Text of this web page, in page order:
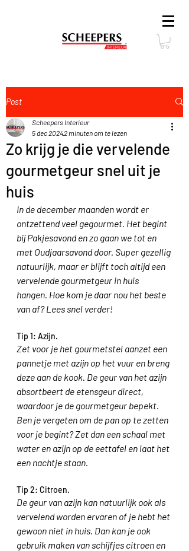
Post
Zo krijg je die vervelende
gourmetgeur snel uit je
huis
Scheepers Interieur
5 dec 20242 minuten om te lezen
In de december maanden wordt er
ontzettend veel gegourmet. Het begint
bij Pakjesavond en zo gaan we tot en
met Oudjaarsavond door. Super gezellig
natuurlijk, maar er blijft toch altijd een
vervelende gourmetgeur in huis
hangen. Hoe kom je daar nou het beste
van af? Lees snel verder!
Tip 1: Azijn.
Zet voor je het gourmetstel aanzet een
pannetje met azijn op het vuur en breng
deze aan de kook. De geur van het azijn
absortbeert de etensgeur direct,
waardoor je de gourmetgeur bepekt.
Ben je vergeten om de pan op te zetten
voor je begint? Zet dan een schaal met
water en azijn op de eettafel en laat het
een nachtje staan.
Tip 2: Citroen.
De geur van azijn kan natuurlijk ook als
vervelend worden ervaren of je hebt het
gewoon niet in huis. Dan kan je ook
gebruik maken van schijfjes citroen en